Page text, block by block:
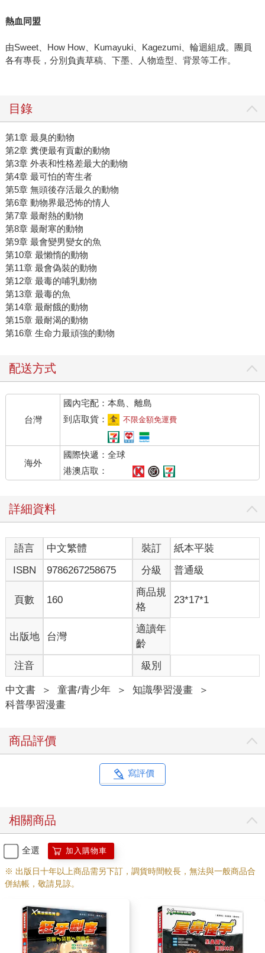
熱血同盟
由Sweet、How How、Kumayuki、Kagezumi、輪迴組成。團員
各有專長，分別負責草稿、下墨、人物造型、背景等工作。
目錄
第1章 最臭的動物
第2章 糞便最有貢獻的動物
第3章 外表和性格差最大的動物
第4章 最可怕的寄生者
第5章 無頭後存活最久的動物
第6章 動物界最恐怖的情人
第7章 最耐熱的動物
第8章 最耐寒的動物
第9章 最會變男變女的魚
第10章 最懶惰的動物
第11章 最會偽裝的動物
第12章 最毒的哺乳動物
第13章 最毒的魚
第14章 最耐餓的動物
第15章 最耐渴的動物
第16章 生命力最頑強的動物
配送方式
台灣
國內宅配：本島、離島
到店取貨：
不限金額免運費
海外
國際快遞：全球
港澳店取：
詳細資料
語言 中文繁體 裝訂
紙本平裝
ISBN
9786267258675 分級 普通級
頁數 160
商品規
格
23*17*1
出版地 台灣
適讀年
齡
注音
級別
中文書 ＞ 童書/青少年 ＞ 知識學習漫畫
＞
科普學習漫畫
商品評價
寫評價
相關商品
全選 加入購物車
※ 出版日十年以上商品需另下訂，調貨時間較長，無法與一般商品合
併結帳，敬請見諒。